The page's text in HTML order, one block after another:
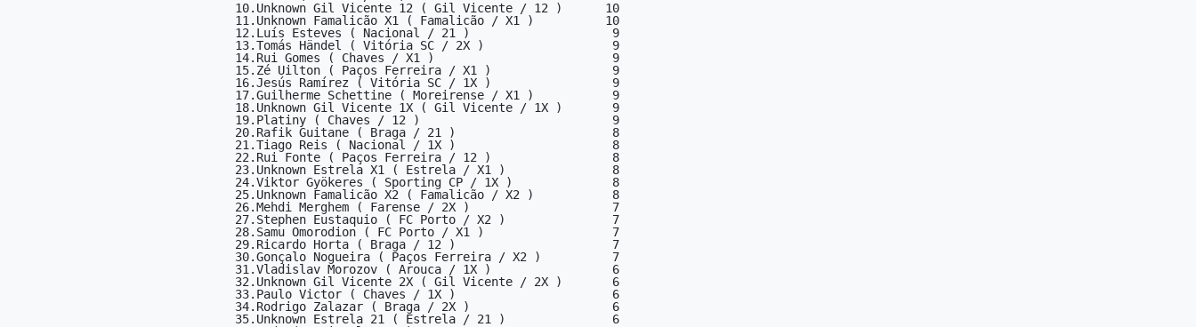
10.Unknown Gil Vicente 12 ( Gil Vicente / 12 )      10
11.Unknown Famalicão X1 ( Famalicão / X1 )          10
12.Luís Esteves ( Nacional / 21 )                    9
13.Tomás Händel ( Vitória SC / 2X )                  9
14.Rui Gomes ( Chaves / X1 )                         9
15.Zé Uilton ( Paços Ferreira / X1 )                 9
16.Jesús Ramírez ( Vitória SC / 1X )                 9
17.Guilherme Schettine ( Moreirense / X1 )           9
18.Unknown Gil Vicente 1X ( Gil Vicente / 1X )       9
19.Platiny ( Chaves / 12 )                           9
20.Rafik Guitane ( Braga / 21 )                      8
21.Tiago Reis ( Nacional / 1X )                      8
22.Rui Fonte ( Paços Ferreira / 12 )                 8
23.Unknown Estrela X1 ( Estrela / X1 )               8
24.Viktor Gyökeres ( Sporting CP / 1X )              8
25.Unknown Famalicão X2 ( Famalicão / X2 )           8
26.Mehdi Merghem ( Farense / 2X )                    7
27.Stephen Eustaquio ( FC Porto / X2 )               7
28.Samu Omorodion ( FC Porto / X1 )                  7
29.Ricardo Horta ( Braga / 12 )                      7
30.Gonçalo Nogueira ( Paços Ferreira / X2 )          7
31.Vladislav Morozov ( Arouca / 1X )                 6
32.Unknown Gil Vicente 2X ( Gil Vicente / 2X )       6
33.Paulo Victor ( Chaves / 1X )                      6
34.Rodrigo Zalazar ( Braga / 2X )                    6
35.Unknown Estrela 21 ( Estrela / 21 )               6